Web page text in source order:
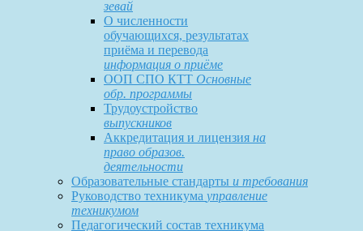
зевай
О численности
обучающихся, результатах
приёма и перевода
информация о приёме
ООП СПО КТТ Основные
обр. программы
Трудоустройство
выпускников
Аккредитация и лицензия на
право образов.
деятельности
Образовательные стандарты и требования
Руководство техникума управление
техникумом
Педагогический состав техникума